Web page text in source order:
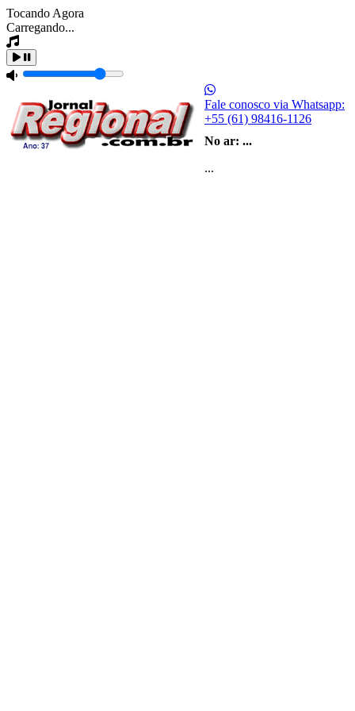
Tocando Agora
Carregando...
Fale conosco via Whatsapp:
+55 (61) 98416-1126
No ar: ...
...